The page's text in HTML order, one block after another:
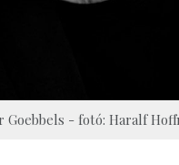
Goebbels - fotó: Haralf